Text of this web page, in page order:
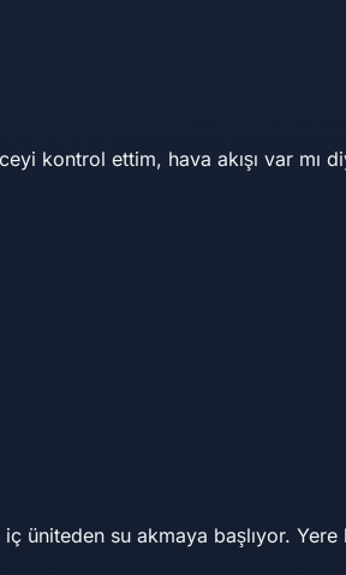
kontrol ettim, hava akışı var mı
iç üniteden su akmaya başlıyor.